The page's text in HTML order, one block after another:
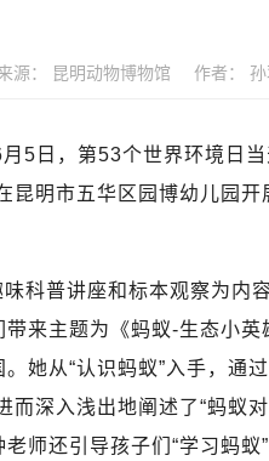
源： 昆明动物博物馆 作者：
月 5 日，第53个世界环境日
昆明市五华区园博幼儿园
味科普讲座和标本观察为内
带来主题为《蚂蚁-生态小英
她从“认识蚂蚁”入手，通
而深入浅出地阐述了“蚂蚁
老师还引导孩子们“学习蚂